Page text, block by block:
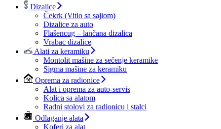
Dizalice
Čekrk (Vitlo sa sajlom)
Dizalice za auto
Flašencug – lančana dizalica
Vrabac dizalice
Alati za keramiku
Montolit mašine za sečenje keramike
Sigma mašine za keramiku
Oprema za radionice
Alat i oprema za auto-servis
Kolica sa alatom
Radni stolovi za radionicu i stalci
Odlaganje alata
Koferi za alat